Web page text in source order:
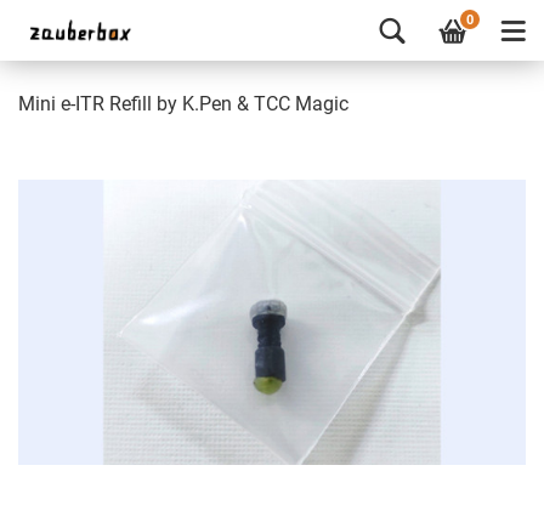
0
Mini e-ITR Refill by K.Pen & TCC Magic